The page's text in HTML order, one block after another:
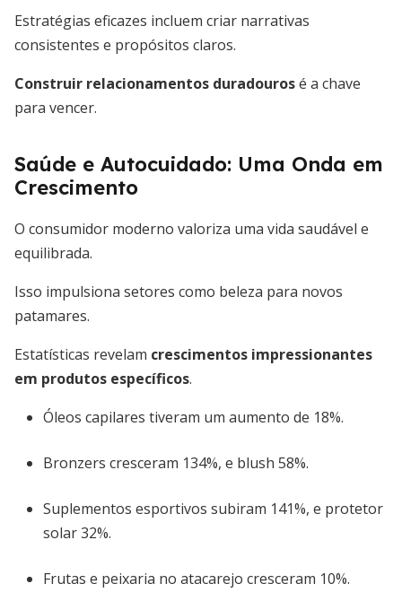
Estratégias eficazes incluem criar narrativas
consistentes e propósitos claros.
Construir relacionamentos duradourosé a chave
para vencer.
Saúde e Autocuidado: Uma Onda em
Crescimento
O consumidor moderno valoriza uma vida saudável e
equilibrada.
Isso impulsiona setores como beleza para novos
patamares.
Estatísticas revelam crescimentos impressionantes
em produtos específicos.
Óleos capilares tiveram um aumento de 18%.
Bronzers cresceram 134%, e blush 58%.
Suplementos esportivos subiram 141%, e protetor
solar 32%.
Frutas e peixaria no atacarejo cresceram 10%.